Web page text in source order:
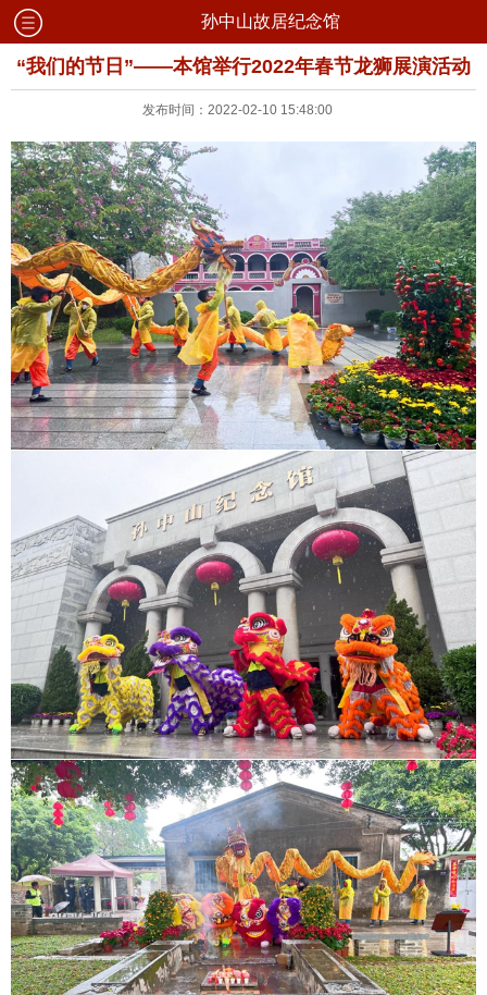
孙中山故居纪念馆
“我们的节日”——本馆举行2022年春节龙狮展演活动
发布时间：2022-02-10 15:48:00